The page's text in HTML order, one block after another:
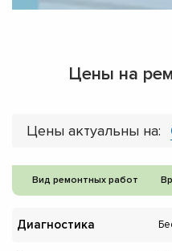
Цены на
Цены актуальны на:
Вид ремонтных работ
Диагностика